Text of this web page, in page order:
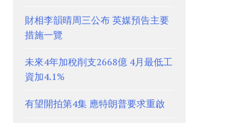
財相李韻晴周三公布 英媒預告主要
措施一覽
未來4年加稅削支2668億 4月最低工
資加4.1%
有望開拍第4集 應特朗普要求重啟